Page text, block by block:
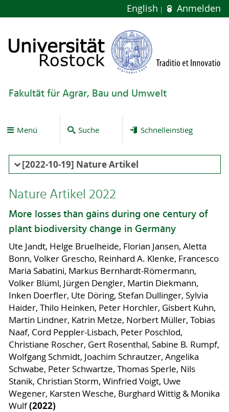
English Anmelden
Fakultät für Agrar, Bau und Umwelt
Menü Suche Schnelleinstieg
[2022-10-19] Nature Artikel
Nature Artikel 2022
More losses than gains during one century of
plant biodiversity change in Germany
Ute Jandt, Helge Bruelheide, Florian Jansen, Aletta
Bonn, Volker Grescho, Reinhard A. Klenke, Francesco
Maria Sabatini, Markus Bernhardt-Römermann,
Volker Blüml, Jürgen Dengler, Martin Diekmann,
Inken Doerfler, Ute Döring, Stefan Dullinger, Sylvia
Haider, Thilo Heinken, Peter Horchler, Gisbert Kuhn,
Martin Lindner, Katrin Metze, Norbert Müller, Tobias
Naaf, Cord Peppler-Lisbach, Peter Poschlod,
Christiane Roscher, Gert Rosenthal, Sabine B. Rumpf,
Wolfgang Schmidt, Joachim Schrautzer, Angelika
Schwabe, Peter Schwartze, Thomas Sperle, Nils
Stanik, Christian Storm, Winfried Voigt, Uwe
Wegener, Karsten Wesche, Burghard Wittig & Monika
Wulf(2022)